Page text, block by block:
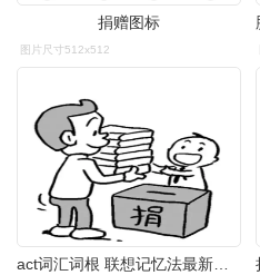
捐赠图标
图片尺寸512x512
act词汇词根 联想记忆法最新章节_俞敏洪著_掌阅小说网